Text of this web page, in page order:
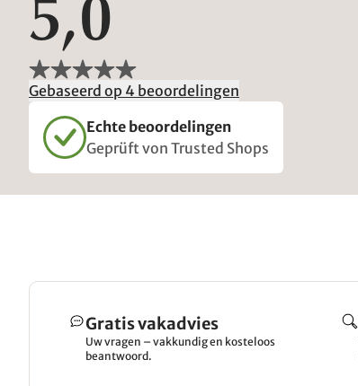
5,0
Gebaseerd op 4 beoordelingen
Echte beoordelingen
Geprüft von Trusted Shops
Gratis vakadvies
Uw vragen – vakkundig en kosteloos
beantwoord.